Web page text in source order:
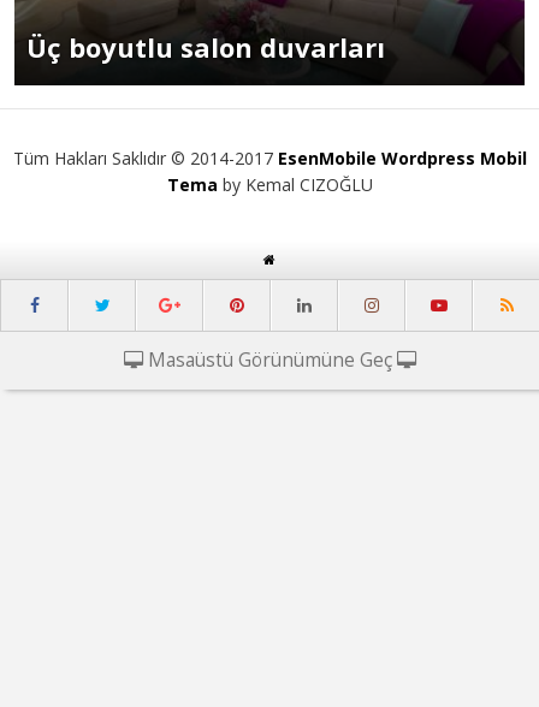
Üç boyutlu salon duvarları
Tüm Hakları Saklıdır © 2014-2017 EsenMobile Wordpress Mobil
Tema by Kemal CIZOĞLU
Masaüstü Görünümüne Geç